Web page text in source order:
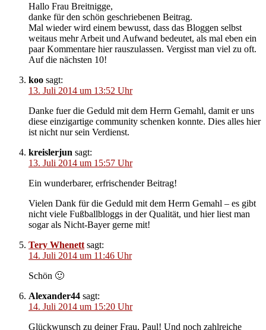
Hallo Frau Breitnigge,
danke für den schön geschriebenen Beitrag.
Mal wieder wird einem bewusst, dass das Bloggen selbst
weitaus mehr Arbeit und Aufwand bedeutet, als mal eben ein
paar Kommentare hier rauszulassen. Vergisst man viel zu oft.
Auf die nächsten 10!
koo sagt:
13. Juli 2014 um 13:52 Uhr
Danke fuer die Geduld mit dem Herrn Gemahl, damit er uns
diese einzigartige community schenken konnte. Dies alles hier
ist nicht nur sein Verdienst.
kreislerjun sagt:
13. Juli 2014 um 15:57 Uhr
Ein wunderbarer, erfrischender Beitrag!
Vielen Dank für die Geduld mit dem Herrn Gemahl – es gibt
nicht viele Fußballbloggs in der Qualität, und hier liest man
sogar als Nicht-Bayer gerne mit!
Tery Whenett sagt:
14. Juli 2014 um 11:46 Uhr
Schön 🙂
Alexander44 sagt:
14. Juli 2014 um 15:20 Uhr
Glückwunsch zu deiner Frau, Paul! Und noch zahlreiche